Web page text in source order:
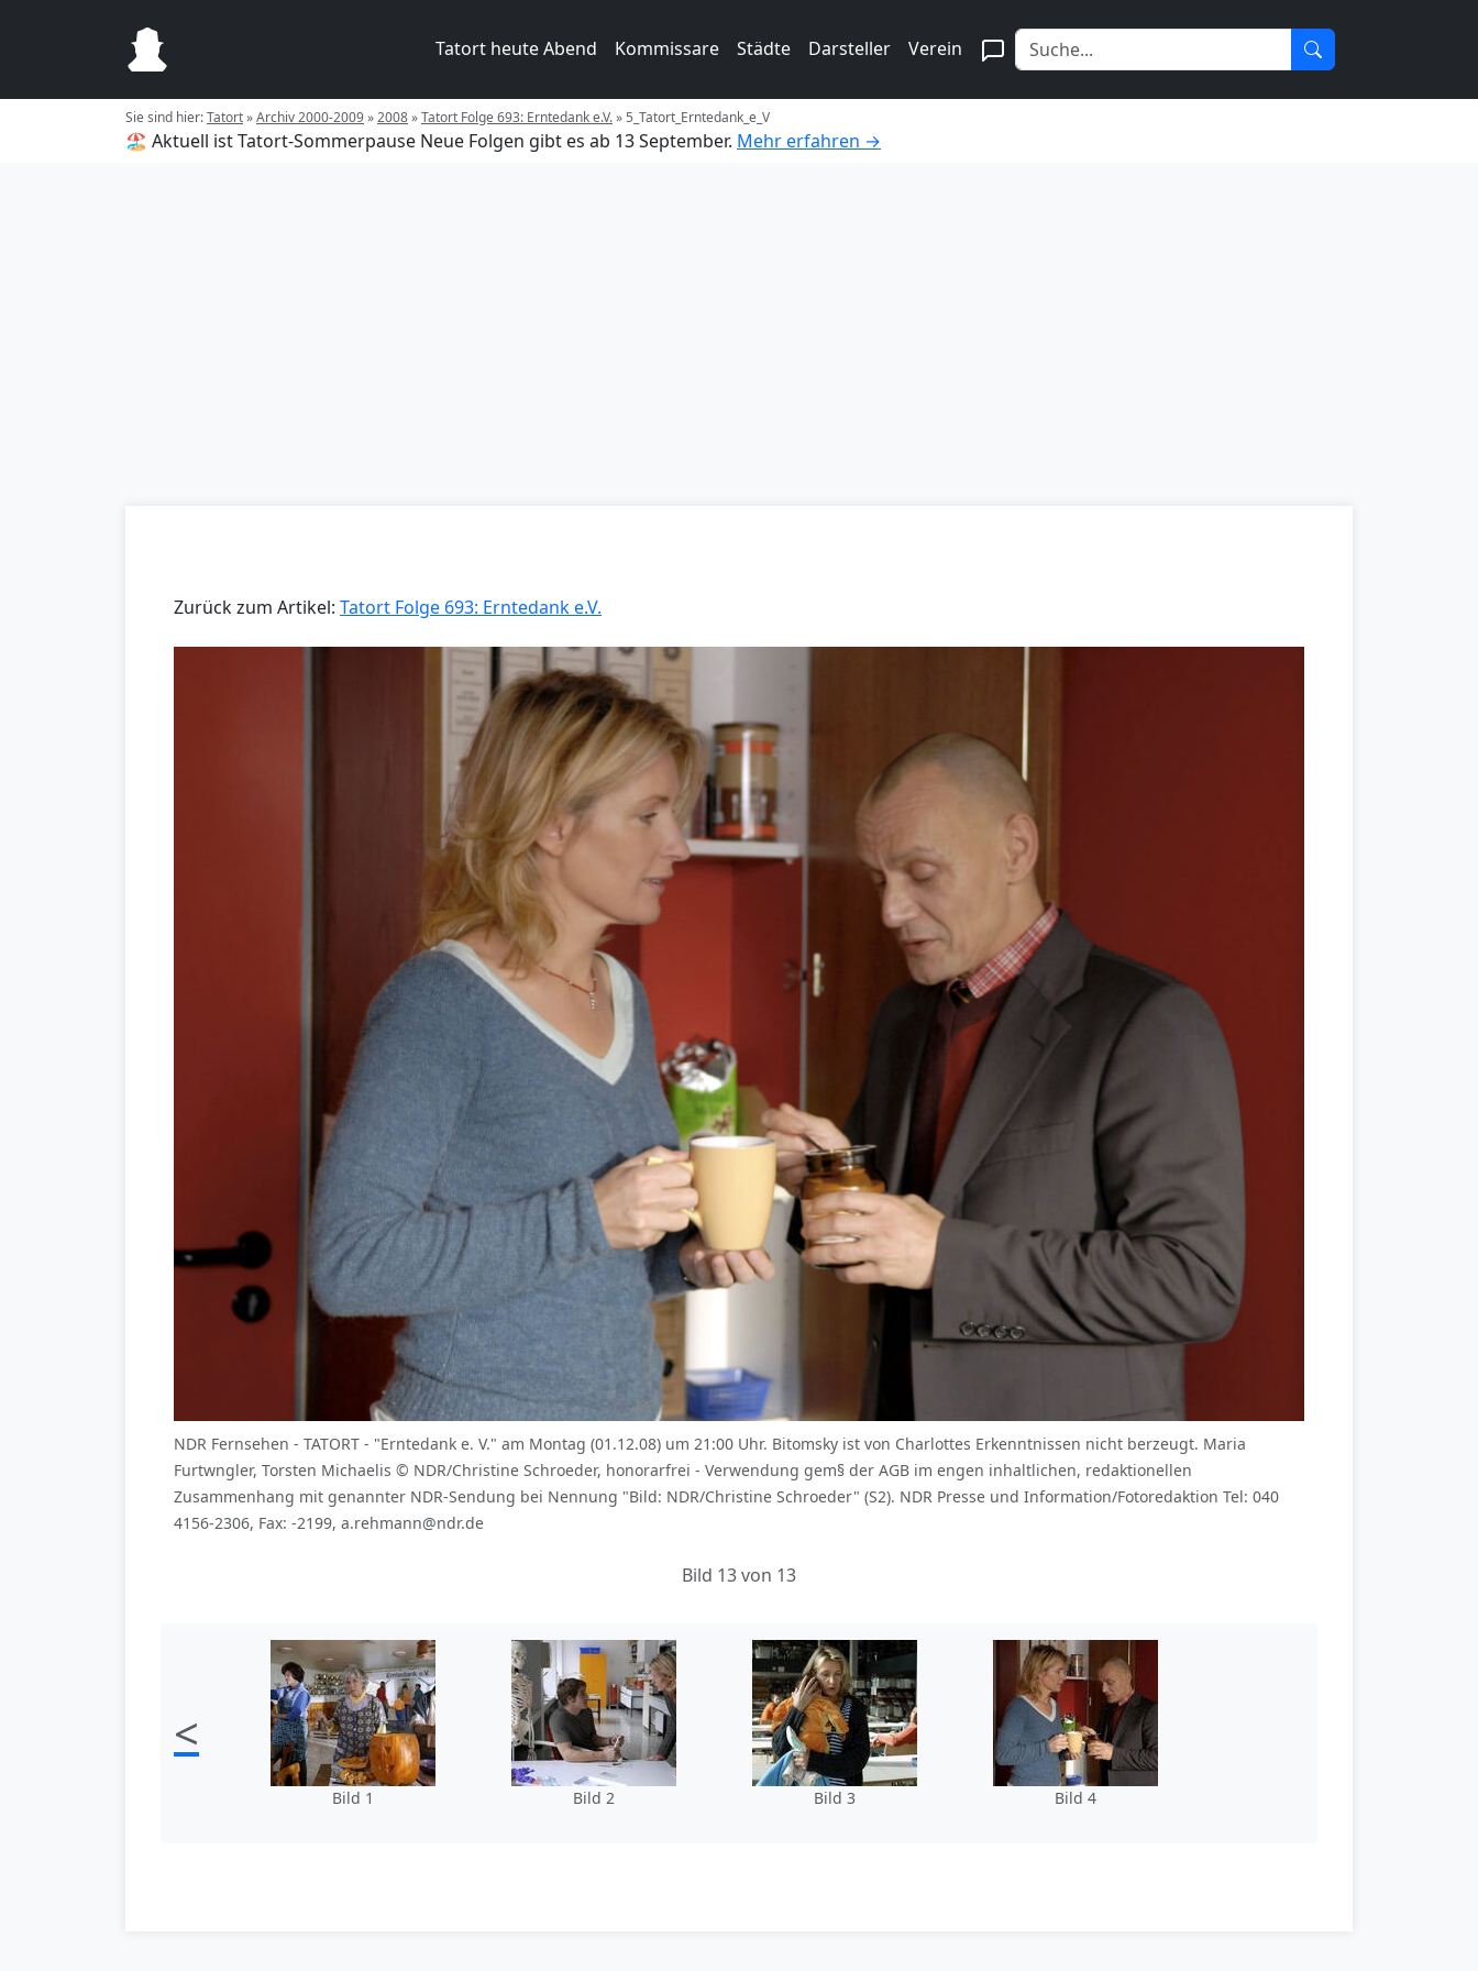
Tatort heute Abend Kommissare Städte Darsteller Verein
Sie sind hier:Tatort»Archiv 2000-2009»2008»Tatort Folge 693: Erntedank e.V.»5_Tatort_Erntedank_e_V
🏖️ Aktuell ist Tatort-Sommerpause Neue Folgen gibt es ab 13 September. Mehr erfahren →
Zurück zum Artikel: Tatort Folge 693: Erntedank e.V.
NDR Fernsehen - TATORT - "Erntedank e. V." am Montag (01.12.08) um 21:00 Uhr. Bitomsky ist von Charlottes Erkenntnissen nicht berzeugt. Maria
Furtwngler, Torsten Michaelis © NDR/Christine Schroeder, honorarfrei - Verwendung gem§ der AGB im engen inhaltlichen, redaktionellen
Zusammenhang mit genannter NDR-Sendung bei Nennung "Bild: NDR/Christine Schroeder" (S2). NDR Presse und Information/Fotoredaktion Tel: 040
4156-2306, Fax: -2199, a.rehmann@ndr.de
Bild 13 von 13
<
Bild 1 Bild 2 Bild 3 Bild 4